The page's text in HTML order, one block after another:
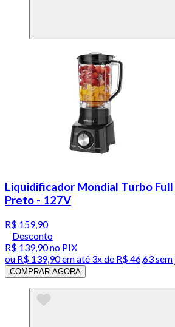
Liquidificador Mondial Turbo Full
Preto - 127V
R$ 159,90
Desconto
R$ 139,90no PIX
ou R$ 139,90em até 3x de R$ 46,63 sem
COMPRAR AGORA